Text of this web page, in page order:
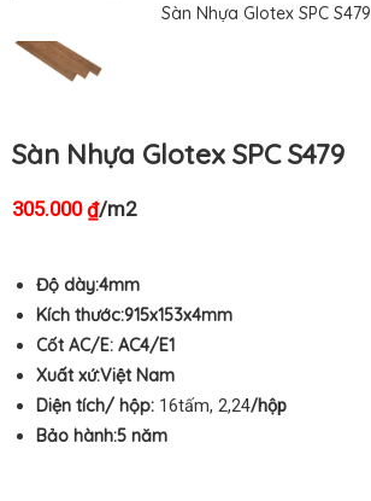
Sàn Nhựa Glotex SPC S479
Sàn Nhựa Glotex SPC S479
305.000₫/m2
Độ dày:4mm
Kích thước:915x153x4mm
Cốt AC/E: AC4/E1
Xuất xứ:Việt Nam
Diện tích/ hộp: 16tấm, 2,24/hộp
Bảo hành:5 năm